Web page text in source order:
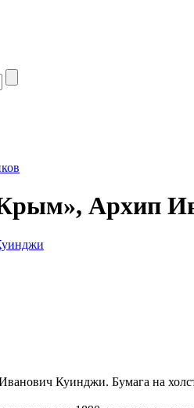
Архип
Куинджи. Бумага на